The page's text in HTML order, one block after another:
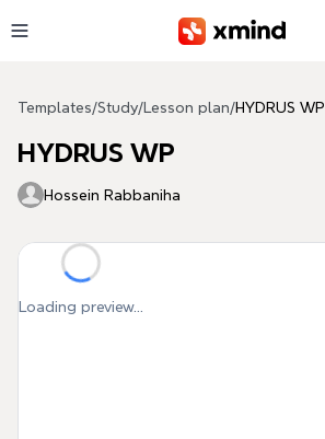
Templates/Study/ Lesson plan/HYDRUS WP
HYDRUS WP
Hossein Rabbaniha
Loading preview...